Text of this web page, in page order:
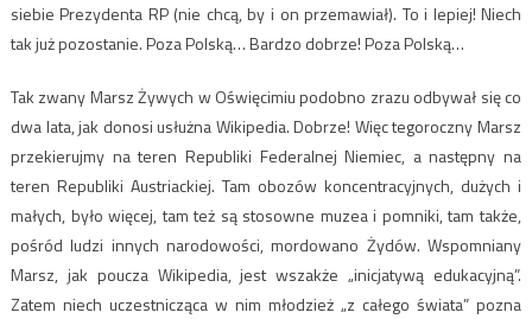
siebie Prezydenta RP (nie chcą, by i on przemawiał). To i lepiej! Niech
tak już pozostanie. Poza Polską… Bardzo dobrze! Poza Polską…
Tak zwany Marsz Żywych w Oświęcimiu podobno zrazu odbywał się co
dwa lata, jak donosi usłużna Wikipedia. Dobrze! Więc tegoroczny Marsz
przekierujmy na teren Republiki Federalnej Niemiec, a następny na
teren Republiki Austriackiej. Tam obozów koncentracyjnych, dużych i
małych, było więcej, tam też są stosowne muzea i pomniki, tam także,
pośród ludzi innych narodowości, mordowano Żydów. Wspomniany
Marsz, jak poucza Wikipedia, jest wszakże „inicjatywą edukacyjną”.
Zatem niech uczestnicząca w nim młodzież „z całego świata” pozna